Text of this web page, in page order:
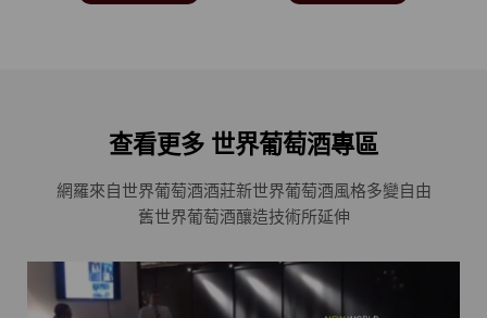
查看更多 世界葡萄酒專區
網羅來自世界葡萄酒酒莊新世界葡萄酒風格多變自由
舊世界葡萄酒釀造技術所延伸